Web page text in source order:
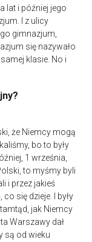
lat i później jego
I z ulicy
gimnazjum,
się nazywało
klasie. No i
że Niemcy mogą
bo to były
1 września,
to myśmy byli
i przez jakieś
się dzieje. I były
jak Niemcy
Warszawy dał
są od wieku